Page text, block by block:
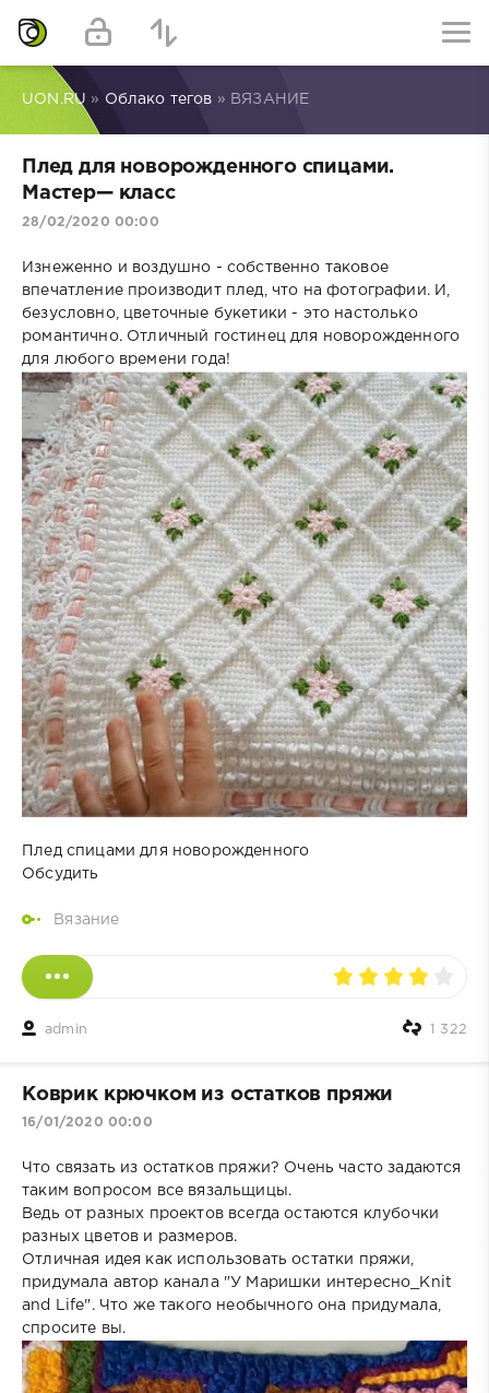
UON.RU » Облако тегов » ВЯЗАНИЕ
Плед для новорожденного спицами.
Мастер— класс
28/02/2020 00:00
Изнеженно и воздушно - собственно таковое
впечатление производит плед, что на фотографии. И,
безусловно, цветочные букетики - это настолько
романтично. Отличный гостинец для новорожденного
для любого времени года!
Плед спицами для новорожденного
Обсудить
Вязание
admin 1 322
Коврик крючком из остатков пряжи
16/01/2020 00:00
Что связать из остатков пряжи? Очень часто задаются
таким вопросом все вязальщицы.
Ведь от разных проектов всегда остаются клубочки
разных цветов и размеров.
Отличная идея как использовать остатки пряжи,
придумала автор канала "У Маришки интересно_Knit
and Life". Что же такого необычного она придумала,
спросите вы.